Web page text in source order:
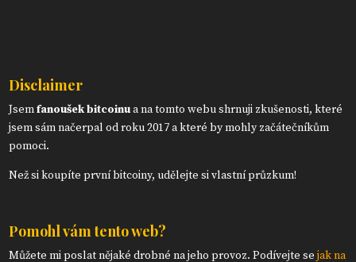
Disclaimer
Jsemfanoušek bitcoinua na tomto webu shrnuji zkušenosti, které
jsem sám načerpal od roku 2017 a které by mohly začátečníkům
pomoci.
Než si koupíte první bitcoiny, udělejte si vlastní průzkum!
Pomohl vám tento web?
Můžete mi poslat nějaké drobné na jeho provoz. Podívejte sejak na